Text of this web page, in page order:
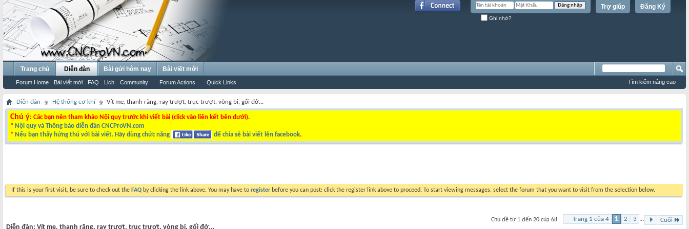
Đăng Ký
Trợ giúp
Ghi nhớ?
Trang chủ Diễn đàn
Forum Home Bài viết mới FAQ Lịch Community Forum Actions Quick Links
Bài gửi hôm nay Bài viết mới
Tìm kiếm nâng cao
Diễn đàn Hệ thống cơ khí Vít me, thanh răng, ray trượt, trục trượt, vòng bi, gối đở...
Chú ý: Các bạn nên tham khảo Nội quy trước khi viết bài (click vào liên kết bên dưới).
* Nội quy và Thông báo diễn đàn CNCProVN.com
* Nếu bạn thấy hứng thú với bài viết. Hãy dùng chức năng để chia sẻ bài viết lên facebook.
If this is your first visit, be sure to check out the FAQ by clicking the link above. You may have to register before you can post: click the register link above to proceed. To start viewing messages, select the forum that you want to visit from the selection below.
Trang 1 của 4 1 2 3 ... Cuối
Chủ đề từ 1 đến 20 của 68
Diễn đàn: Vít me, thanh răng, ray trượt, trục trượt, vòng bi, gối đở...